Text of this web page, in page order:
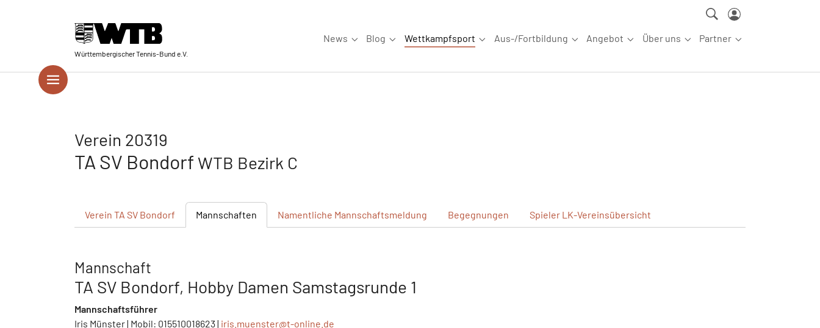
Württembergischer Tennis-Bund e.V.
News
Submenu for "News"
Blog
Submenu for "Blog"
Wettkampfsport
Submenu for "Wettkampfsport"
Aus-/Fortbildung
Submenu for "Aus-/Fortbildung"
Angebot
Submenu for "Angebot"
Über uns
Submenu for "Über uns"
Partner
Submenu for
Verein 20319
TA SV Bondorf WTB Bezirk C
Verein TA SV Bondorf Mannschaften Namentliche Mannschaftsmeldung Begegnungen Spieler LK-Vereinsübersicht
Mannschaft
TA SV Bondorf, Hobby Damen Samstagsrunde 1
Mannschaftsführer
Iris Münster | Mobil: 015510018623 | iris.muenster@t-online.de